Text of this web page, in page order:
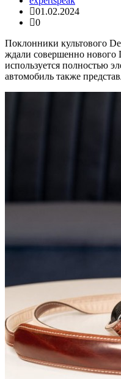
01.02.2024
0
Поклонники культового
ждали совершенно нового
используется полностью
автомобиль также